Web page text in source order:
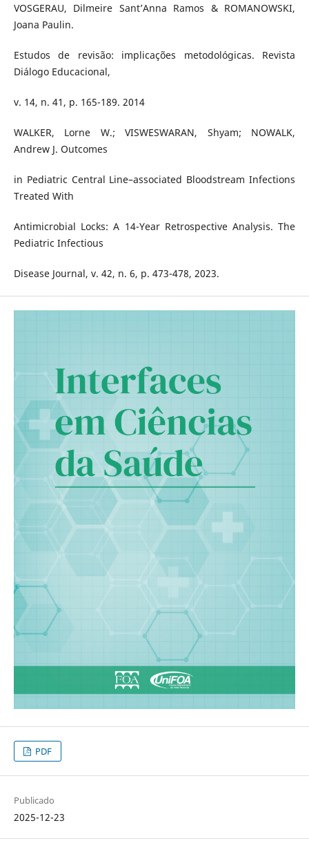
VOSGERAU, Dilmeire Sant’Anna Ramos & ROMANOWSKI,
Joana Paulin.
Estudos de revisão: implicações metodológicas. Revista
Diálogo Educacional,
v. 14, n. 41, p. 165-189. 2014
WALKER, Lorne W.; VISWESWARAN, Shyam; NOWALK,
Andrew J. Outcomes
in Pediatric Central Line–associated Bloodstream Infections
Treated With
Antimicrobial Locks: A 14-Year Retrospective Analysis. The
Pediatric Infectious
Disease Journal, v. 42, n. 6, p. 473-478, 2023.
PDF
Publicado
2025-12-23